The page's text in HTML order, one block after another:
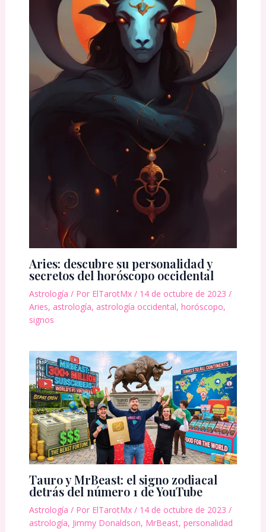
Aries: descubre su personalidad y
secretos del horóscopo occidental
Astrología / Por ElTarotMx / 14 de octubre de 2023 /
Aries, astrología, astrología occidental, horóscopo,
signos
Tauro y MrBeast: el signo zodiacal
detrás del número 1 de YouTube
Astrología / Por ElTarotMx / 14 de octubre de 2023 /
astrología, Jimmy Donaldson, MrBeast, personalidad